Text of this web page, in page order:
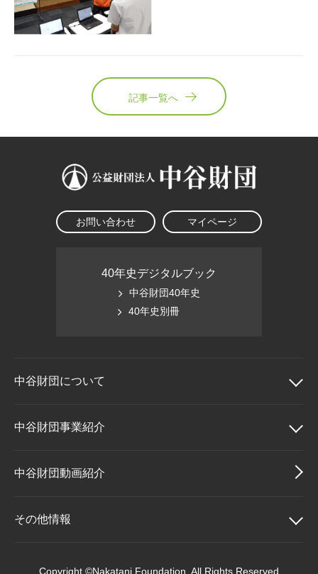
記事一覧へ
お問い合わせ マイページ
40年史デジタルブック
中谷財団40年史
40年史別冊
中谷財団について
中谷財団について
理事長挨拶
設立趣意書
中谷財団事業紹介
中谷財団事業紹介
中谷賞
中谷財団動画紹介
その他情報
Copyright ©Nakatani Foundation. All Rights Reserved